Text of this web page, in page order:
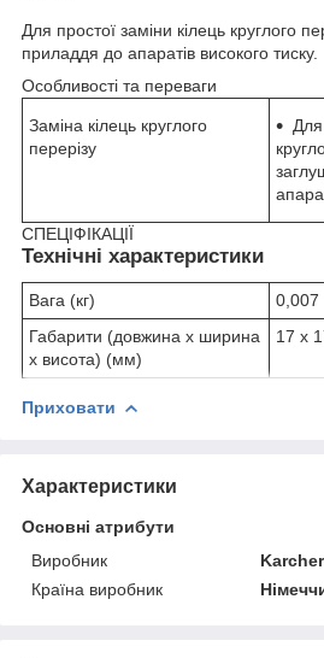
Для простої заміни кілець круглого
приладдя до апаратів високого тиску.
Особливості та переваги
Заміна кілець круглого
перерізу
Для
СПЕЦІФІКАЦІЇ
Технічні характеристики
Вага (кг)
0,007
Габарити (довжина х ширина
х висота) (мм)
17 x
Приховати
Характеристики
Основні атрибути
Виробник
Karcher
Країна виробник